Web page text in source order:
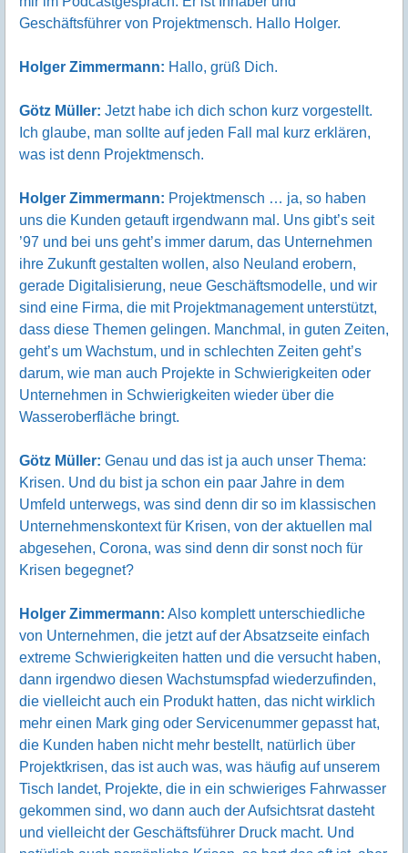
Geschäftsführer von Projektmensch. Hallo Holger.
Holger Zimmermann: Hallo, grüß Dich.
Götz Müller: Jetzt habe ich dich schon kurz vorgestellt.
Ich glaube, man sollte auf jeden Fall mal kurz erklären,
was ist denn Projektmensch.
Holger Zimmermann: Projektmensch … ja, so haben
uns die Kunden getauft irgendwann mal. Uns gibt’s seit
’97 und bei uns geht’s immer darum, das Unternehmen
ihre Zukunft gestalten wollen, also Neuland erobern,
gerade Digitalisierung, neue Geschäftsmodelle, und wir
sind eine Firma, die mit Projektmanagement unterstützt,
dass diese Themen gelingen. Manchmal, in guten Zeiten,
geht’s um Wachstum, und in schlechten Zeiten geht’s
darum, wie man auch Projekte in Schwierigkeiten oder
Unternehmen in Schwierigkeiten wieder über die
Wasseroberfläche bringt.
Götz Müller: Genau und das ist ja auch unser Thema:
Krisen. Und du bist ja schon ein paar Jahre in dem
Umfeld unterwegs, was sind denn dir so im klassischen
Unternehmenskontext für Krisen, von der aktuellen mal
abgesehen, Corona, was sind denn dir sonst noch für
Krisen begegnet?
Holger Zimmermann: Also komplett unterschiedliche
von Unternehmen, die jetzt auf der Absatzseite einfach
extreme Schwierigkeiten hatten und die versucht haben,
dann irgendwo diesen Wachstumspfad wiederzufinden,
die vielleicht auch ein Produkt hatten, das nicht wirklich
mehr einen Mark ging oder Servicenummer gepasst hat,
die Kunden haben nicht mehr bestellt, natürlich über
Projektkrisen, das ist auch was, was häufig auf unserem
Tisch landet, Projekte, die in ein schwieriges Fahrwasser
gekommen sind, wo dann auch der Aufsichtsrat dasteht
und vielleicht der Geschäftsführer Druck macht. Und